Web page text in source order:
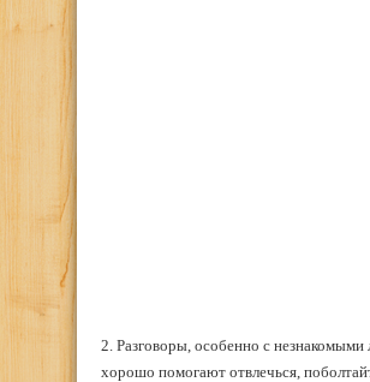
2. Разговоры, особенно с
хорошо помогают отвлечься,